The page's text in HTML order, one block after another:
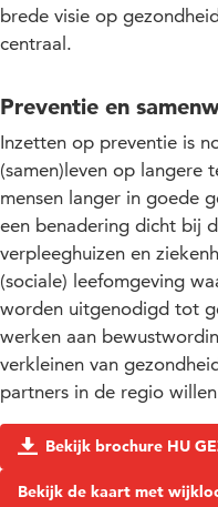
brede visie op
centraal.
Preventie en
Inzetten op preventie is
(samen)leven op langere
mensen langer in goede
een benadering dicht bij
verpleeghuizen en
(sociale) leefomgeving
worden uitgenodigd tot
werken aan
verkleinen van
partners in de regio
Bekijk brochure HU
Bekijk de kaart met